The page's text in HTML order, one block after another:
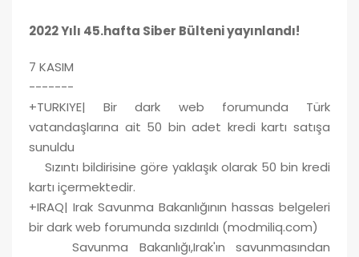
2022 Yılı 45.hafta Siber Bülteni yayınlandı!
7 KASIM
-------
+TURKIYE| Bir dark web forumunda Türk
vatandaşlarına ait 50 bin adet kredi kartı satışa
sunuldu
Sızıntı bildirisine göre yaklaşık olarak 50 bin kredi
kartı içermektedir.
+IRAQ| Irak Savunma Bakanlığının hassas belgeleri
bir dark web forumunda sızdırıldı (modmiliq.com)
Savunma Bakanlığı,Irak'ın savunmasından